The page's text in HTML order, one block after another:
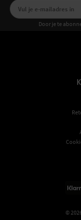
Door je te
©